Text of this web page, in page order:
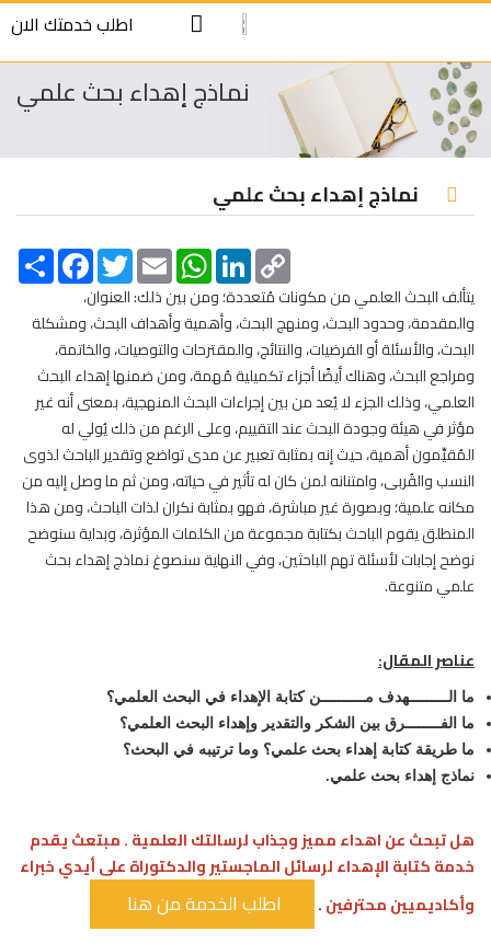
اطلب خدمتك الان
نماذج إهداء بحث علمي
نماذج إهداء بحث علمي
Share
FacebookTwitterEmail
WhatsAppLinkedInCopy
Link
يتألف البحث العلمي من مكونات مُتعددة؛ ومن بين ذلك: العنوان،
والمقدمة، وحدود البحث، ومنهج البحث، وأهمية وأهداف البحث، ومشكلة
البحث، والأسئلة أو الفرضيات، والنتائج، والمقترحات والتوصيات، والخاتمة،
ومراجع البحث، وهناك أيضًا أجزاء تكميلية مُهمة، ومن ضمنها إهداء البحث
العلمي، وذلك الجزء لا يُعد من بين إجراءات البحث المنهجية، بمعنى أنه غير
مؤثر في هيئة وجودة البحث عند التقييم، وعلى الرغم من ذلك يُولي له
المُقيِّمون أهمية، حيث إنه بمثابة تعبير عن مدى تواضع وتقدير الباحث لذوى
النسب والقُربى، وامتنانه لمن كان له تأثير في حياته، ومن ثم ما وصل إليه من
مكانه علمية؛ وبصورة غير مباشرة، فهو بمثابة نكران لذات الباحث، ومن هذا
المنطلق يقوم الباحث بكتابة مجموعة من الكلمات المؤثرة، وبداية سنوضح
نوضح إجابات لأسئلة تهم الباحثين، وفي النهاية سنصوغ نماذج إهداء بحث
علمي متنوعة.
عناصر المقال:
ما الـــــــــهدف مــــــــــن كتابة الإهداء في البحث العلمي؟
ما الفــــــــرق بين الشكر والتقدير وإهداء البحث العلمي؟
ما طريقة كتابة إهداء بحث علمي؟ وما ترتيبه في البحث؟
نماذج إهداء بحث علمي.
هل تبحث عن اهداء مميز وجذاب لرسالتك العلمية . مبتعث يقدم
خدمة كتابة الإهداء لرسائل الماجستير والدكتوراة على أيدي خبراء
وأكاديميين محترفين.